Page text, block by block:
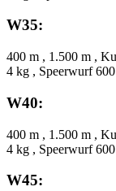
W35:
400 m , 1.500 m ,
4 kg , Speerwurf
W40:
400 m , 1.500 m ,
4 kg , Speerwurf
W45: